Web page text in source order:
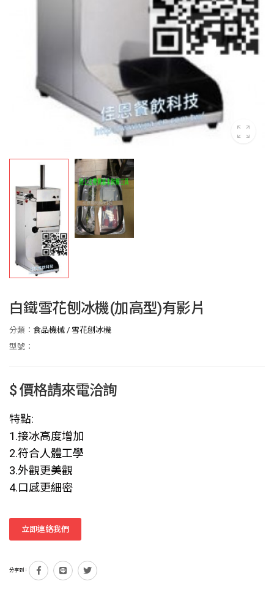
白鐵雪花刨冰機(加高型)有影片
分類： 食品機械 / 雪花刨冰機
型號：
$ 價格請來電洽詢
特點:
1.接冰高度增加
2.符合人體工學
3.外觀更美觀
4.口感更細密
立即連絡我們
分享到：